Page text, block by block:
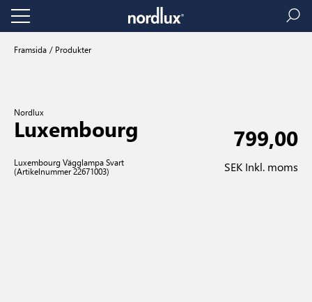
Framsida Produkter
Nordlux
Luxembourg
Luxembourg Vägglampa Svart
(Artikelnummer 22671003)
799,00
SEK Inkl. moms